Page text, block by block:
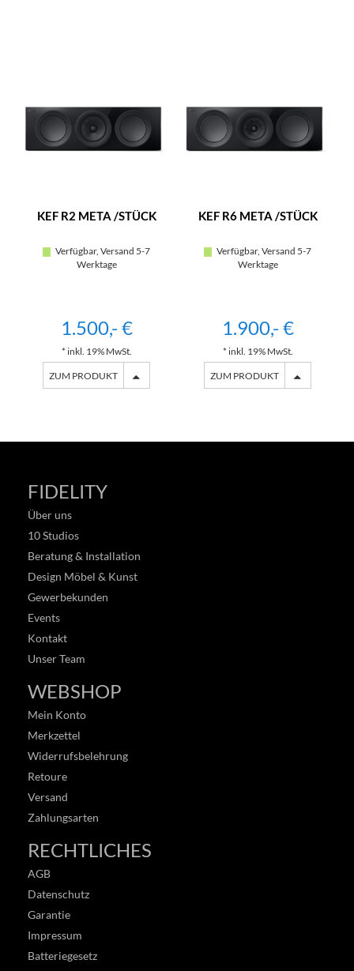
KEF R2 META /STÜCK
Verfügbar, Versand 5-7
Werktage
1.500,- €
* inkl. 19% MwSt.
ZUM PRODUKT
KEF R6 META /STÜCK
Verfügbar, Versand 5-7
Werktage
1.900,- €
* inkl. 19% MwSt.
ZUM PRODUKT
FIDELITY
Über uns
10 Studios
Beratung & Installation
Design Möbel & Kunst
Gewerbekunden
Events
Kontakt
Unser Team
WEBSHOP
Mein Konto
Merkzettel
Widerrufsbelehrung
Retoure
Versand
Zahlungsarten
RECHTLICHES
AGB
Datenschutz
Garantie
Impressum
Batteriegesetz